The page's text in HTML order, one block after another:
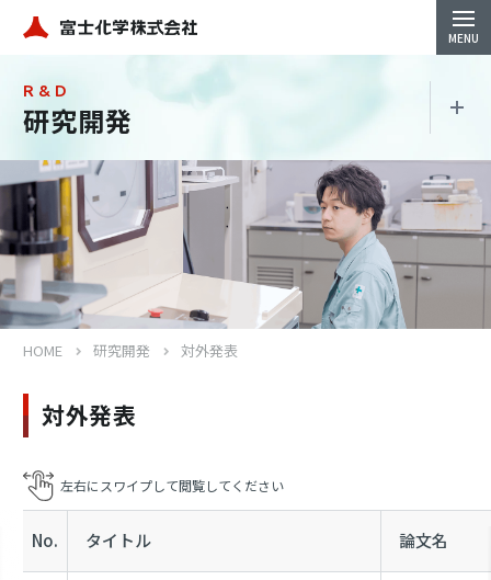
R & D
研究開発
HOME 研究開発 対外発表
対外発表
No. タイトル 論文名
研究開発
開発体制
対外発表